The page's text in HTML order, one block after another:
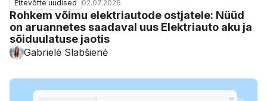
Ettevõtte uudised 02.07.2026
Rohkem võimu elektriautode ostjatele: Nüüd
on aruannetes saadaval uus Elektriauto aku ja
sõiduulatuse jaotis
Gabrielė Slabšienė